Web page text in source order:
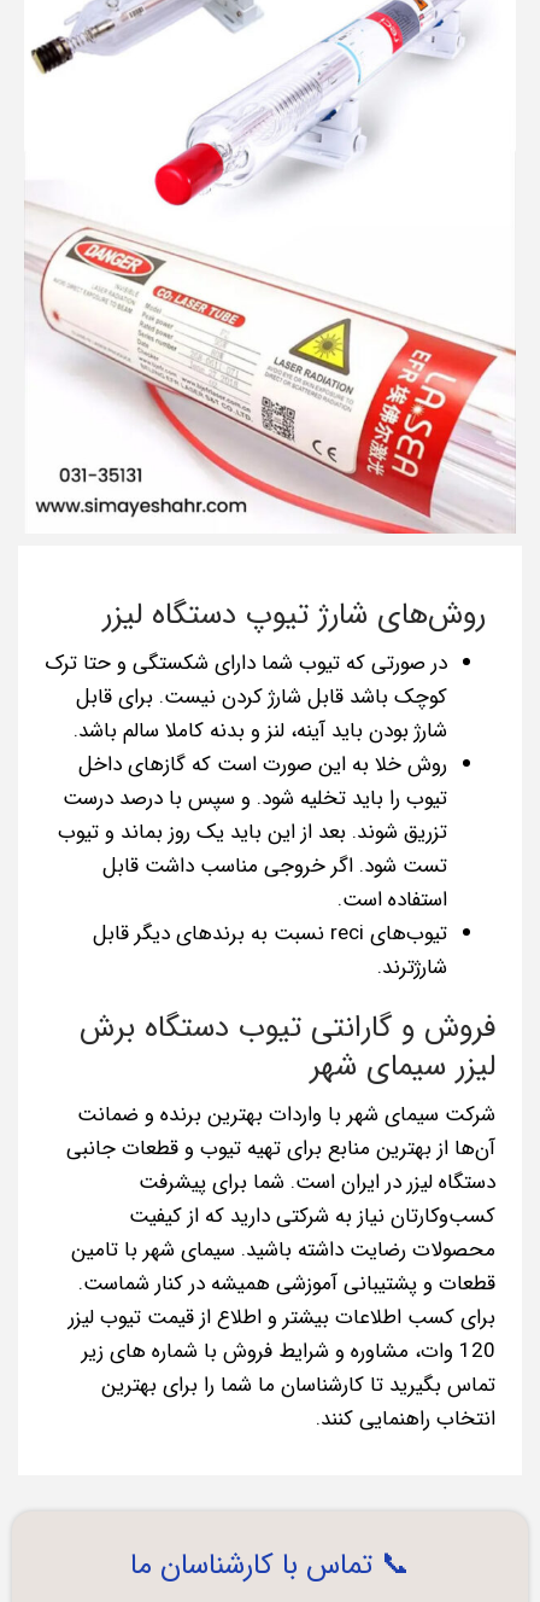
روش‌های شارژ تیوپ دستگاه لیزر
در صورتی که تیوب شما دارای شکستگی و حتا ترک
کوچک باشد قابل شارژ کردن نیست. برای قابل
شارژ بودن باید آینه، لنز و بدنه کاملا سالم باشد.
روش خلا به این صورت است که گازهای داخل
تیوب را باید تخلیه شود. و سپس با درصد درست
تزریق شوند. بعد از این باید یک روز بماند و تیوب
تست شود. اگر خروجی مناسب داشت قابل
استفاده است.
تیوب‌های reci نسبت به برندهای دیگر قابل
شارژترند.
فروش و گارانتی تیوب دستگاه برش
لیزر سیمای شهر
شرکت سیمای شهر با واردات بهترین برنده و ضمانت
آن‌ها ‌از بهترین منابع برای تهیه تیوب و قطعات جانبی
دستگاه لیزر در ایران است. شما برای پیشرفت
کسب‌وکارتان نیاز به شرکتی دارید که از کیفیت
محصولات رضایت داشته باشید. سیمای شهر با تامین
قطعات و پشتیبانی آموزشی همیشه در کنار شماست.
برای کسب اطلاعات بیشتر و اطلاع از قیمت تیوب لیزر
120 وات، مشاوره و شرایط فروش با شماره های زیر
تماس بگیرید تا کارشناسان ما شما را برای بهترین
انتخاب راهنمایی کنند.
📞 تماس با کارشناسان ما